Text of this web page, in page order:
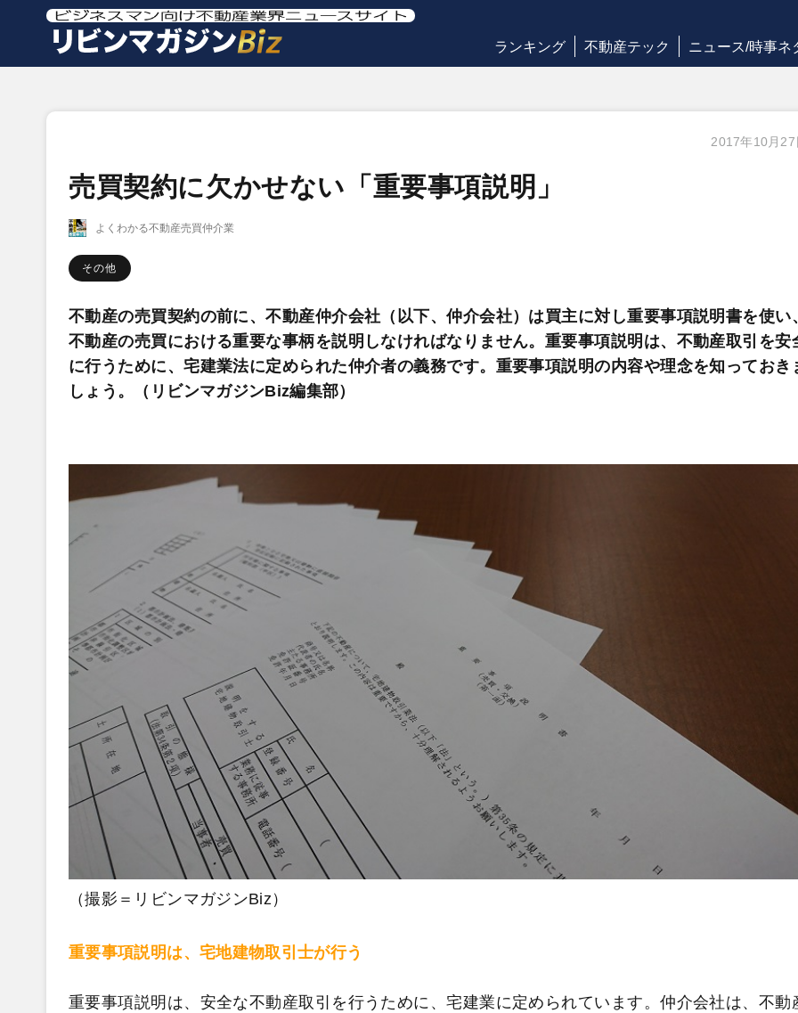
ランキング 不動産テック ニュース/時事ネ
2017年10月27
売買契約に欠かせない「重要事項説明」
よくわかる不動産売買仲介業
その他
不動産の売買契約の前に、不動産仲介会社（以下、仲介会社）は買主に対し重要事項説明書を使い
不動産の売買における重要な事柄を説明しなければなりません。重要事項説明は、不動産取引を安
に行うために、宅建業法に定められた仲介者の義務です。重要事項説明の内容や理念を知っておき
しょう。（リビンマガジンBiz編集部）
（撮影＝リビンマガジンBiz）
重要事項説明は、宅地建物取引士が行う
重要事項説明は、安全な不動産取引を行うために、宅建業に定められています。仲介会社は、不動